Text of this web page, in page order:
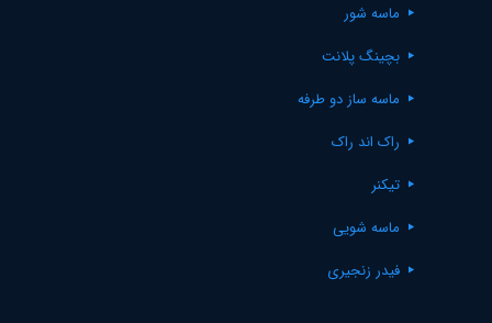
ماسه شور
بچینگ پلانت
ماسه ساز دو طرفه
راک اند راک
تیکنر
ماسه شویی
فیدر زنجیری